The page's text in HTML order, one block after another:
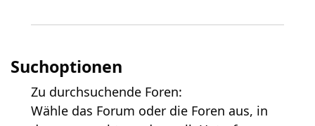
Suchoptionen
Zu durchsuchende Foren:
Wähle das Forum oder die Foren aus, in